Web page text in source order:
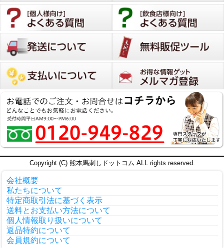
Copyright (C) 熊本馬刺しドットコム ALL rights reserved.
会社概要
私たちについて
特定商取引法に基づく表示
送料とお支払い方法について
個人情報取り扱いについて
返品特約について
会員規約について